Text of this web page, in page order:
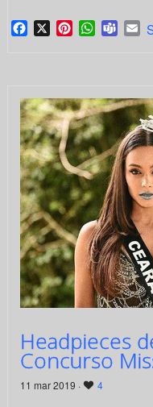
Facebook
X Pinterest
Headpieces
Concurso
11 mar 2019 · 4